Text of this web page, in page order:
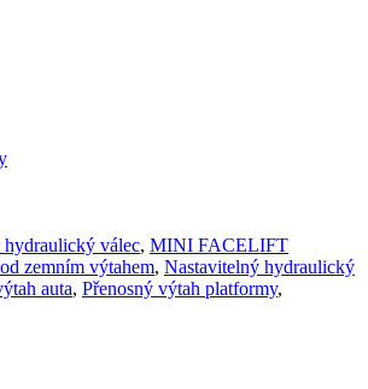
hydraulický válec, MINI FACELIFT
zemním výtahem, Nastavitelný hydraulický
auta, Přenosný výtah platformy,